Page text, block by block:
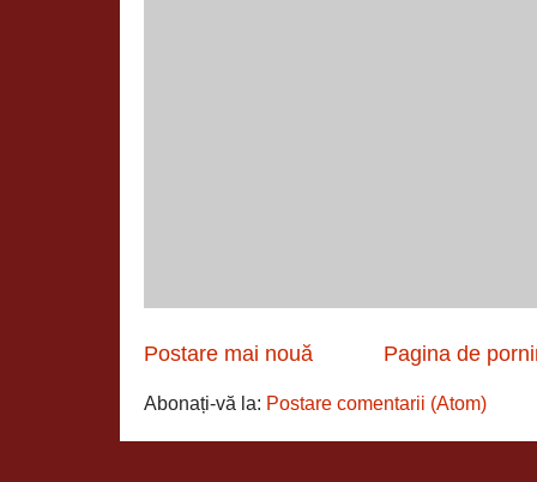
Postare mai nouă Pagina de
Abonați-vă la: Postare comentarii (Atom)